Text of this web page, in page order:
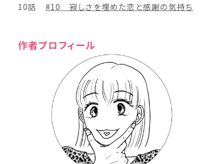
10話 #10 寂しさを埋めた恋と感謝の気持ち
作者プロフィール